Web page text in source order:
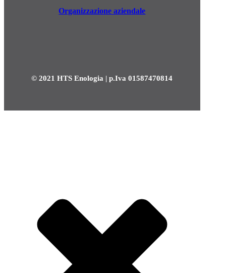
Organizzazione aziendale
© 2021 HTS Enologia | p.Iva 01587470814